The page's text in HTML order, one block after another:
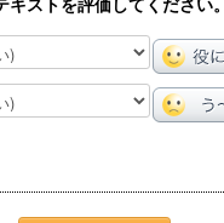
キストを評価してください